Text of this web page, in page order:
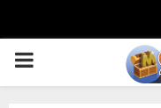
PRIMARY